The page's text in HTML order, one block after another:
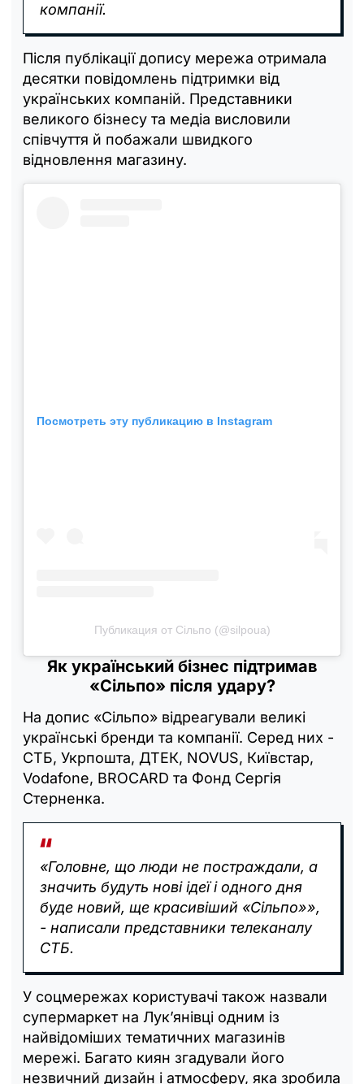
компанії.
Після публікації допису мережа отримала
десятки повідомлень підтримки від
українських компаній. Представники
великого бізнесу та медіа висловили
співчуття й побажали швидкого
відновлення магазину.
Посмотреть эту публикацию в Instagram
Публикация от Сільпо (@silpoua)
Як український бізнес підтримав
«Сільпо» після удару?
На допис «Сільпо» відреагували великі
українські бренди та компанії. Серед них -
СТБ, Укрпошта, ДТЕК, NOVUS, Київстар,
Vodafone, BROCARD та Фонд Сергія
Стерненка.
«Головне, що люди не постраждали, а
значить будуть нові ідеї і одного дня
буде новий, ще красивіший «Сільпо»»,
- написали представники телеканалу
СТБ.
У соцмережах користувачі також назвали
супермаркет на Лук’янівці одним із
найвідоміших тематичних магазинів
мережі. Багато киян згадували його
незвичний дизайн і атмосферу, яка зробила